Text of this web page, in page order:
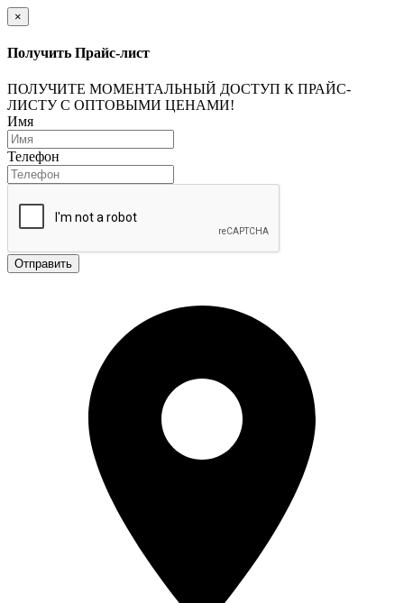
×
Получить Прайс-лист
ПОЛУЧИТЕ МОМЕНТАЛЬНЫЙ ДОСТУП К ПРАЙС-
ЛИСТУ С ОПТОВЫМИ ЦЕНАМИ!
Имя
Телефон
Отправить